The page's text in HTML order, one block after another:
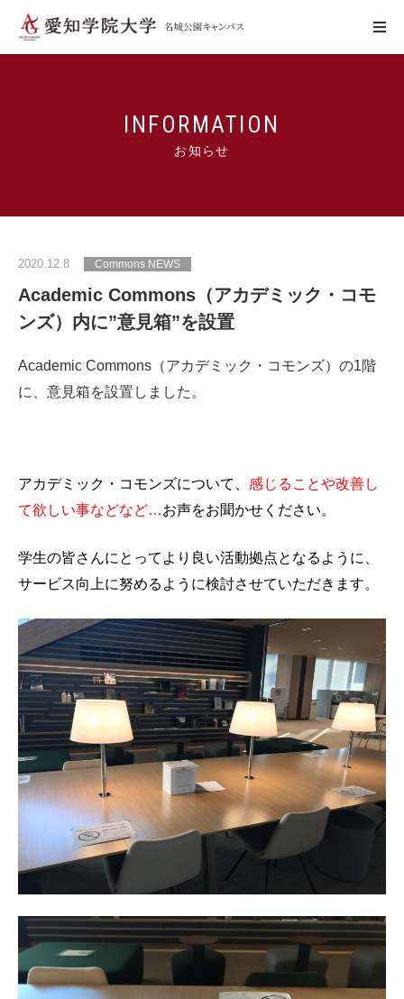
施設利用
学生生活
WebCampus
INFORMATION
お知らせ
2020.12.8 Commons NEWS
Academic Commons（アカデミック・コモ
ンズ）内に”意見箱”を設置
Academic Commons（アカデミック・コモンズ）の1階
に、意見箱を設置しました。
アカデミック・コモンズについて、 感じることや改善し
て欲しい事などなど…お声をお聞かせください。
学生の皆さんにとってより良い活動拠点となるように、
サービス向上に努めるように検討させていただきます。